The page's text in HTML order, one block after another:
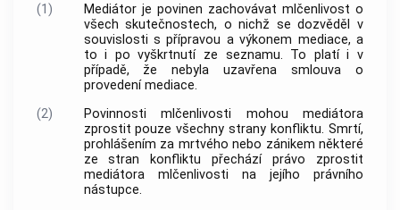
(1) Mediátorje povinen zachovávat mlčenlivost o
všech skutečnostech, o nichž se dozvěděl v
souvislosti s přípravou a výkonem mediace, a
to i po vyškrtnutí ze seznamu. To platí i v
případě, že nebyla uzavřenasmlouva o
provedení mediace.
(2)
Povinnosti mlčenlivosti mohou mediátora
zprostit pouze všechny strany konfliktu. Smrtí,
prohlášením za mrtvého nebo zánikem některé
ze stran konfliktu přechází právo zprostit
mediátora mlčenlivosti na jejího právního
nástupce.